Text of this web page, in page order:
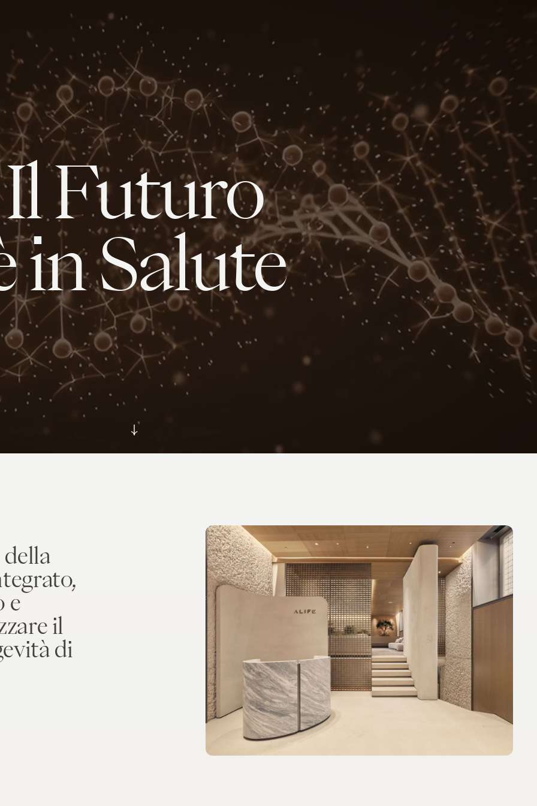
La nostra offerta di check-up, su misura.
Il Futuro
in Salute
e
il
di